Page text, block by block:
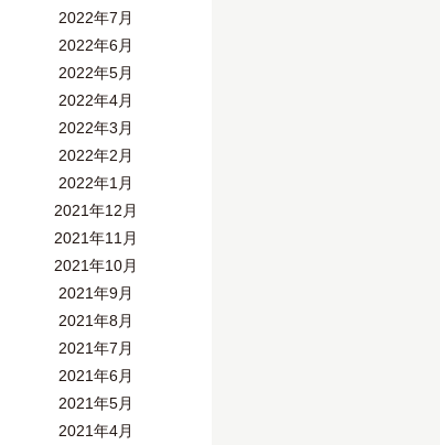
2022年7月
2022年6月
2022年5月
2022年4月
2022年3月
2022年2月
2022年1月
2021年12月
2021年11月
2021年10月
2021年9月
2021年8月
2021年7月
2021年6月
2021年5月
2021年4月